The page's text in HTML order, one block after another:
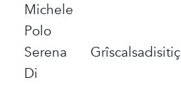
Michele
Polo
Serena
Di
Grîscalsadisitiç